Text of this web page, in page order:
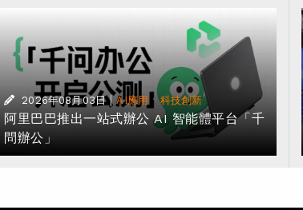
2026年08月03日 | AI應用 ·科技創新
阿里巴巴推出一站式辦公 AI 智能體平台「千
問辦公」